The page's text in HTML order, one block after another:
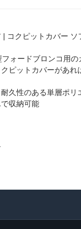
| コクピットカバー
ォードブロンコ用
ピットカバーがあれ
久性のある単層ポリ
収納可能